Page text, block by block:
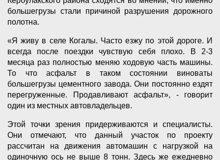
большегрузы стали причиной разрушения дорожного
полотна.
«Я живу в селе Когалы. Часто езжу по этой дороге. И
всегда после поездки чувствую себя плохо. В 2-3
месяца раз полностью меняю ходовую часть машины.
То что асфальт в таком состоянии виноваты
большегрузы цементного завода. Они постоянно ездят
перегруженные. Продавливают асфальт», - говорит
один из местных автовладельцев.
Этой точки зрения придерживаются и специалисты.
Они отмечают, что данный участок по проекту
рассчитан на движения автомашин с нагрузкой на
одиночную ось не выше 8 тонн. Здесь же ежедневно